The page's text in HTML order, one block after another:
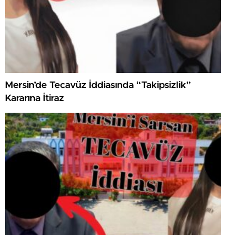
Mersin’de Tecavüz İddiasında “Takipsizlik”
Kararına İtiraz